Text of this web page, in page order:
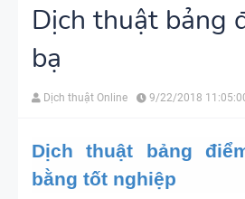
Dịch thuật bảng
bạ
Dịch thuật Online 9/22/2018
Dịch thuật bảng
bằng tốt nghiệp